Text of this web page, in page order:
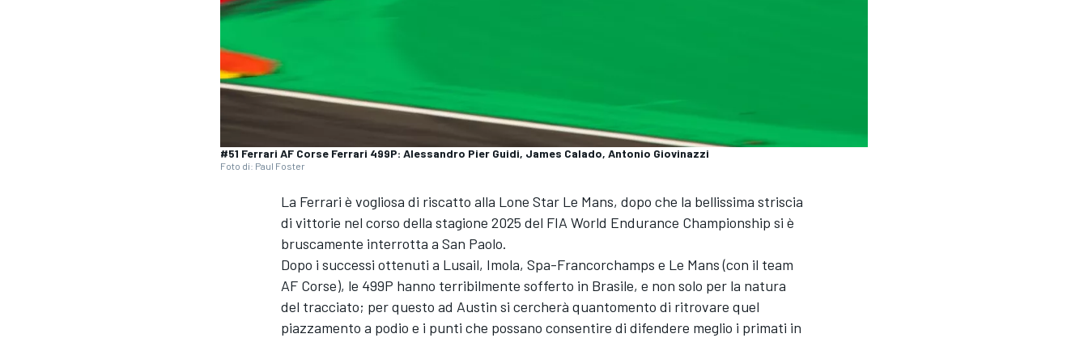
#51 Ferrari AF Corse Ferrari 499P: Alessandro Pier Guidi, James Calado, Antonio Giovinazzi
Foto di: Paul Foster
La Ferrari è vogliosa di riscatto alla Lone Star Le Mans, dopo che la bellissima striscia
di vittorie nel corso della stagione 2025 del FIA World Endurance Championship si è
bruscamente interrotta a San Paolo.
Dopo i successi ottenuti a Lusail, Imola, Spa-Francorchamps e Le Mans (con il team
AF Corse), le 499P hanno terribilmente sofferto in Brasile, e non solo per la natura
del tracciato; per questo ad Austin si cercherà quantomento di ritrovare quel
piazzamento a podio e i punti che possano consentire di difendere meglio i primati in